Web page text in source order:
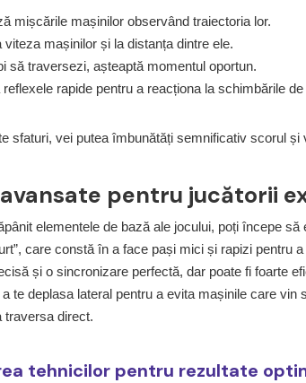
mișcările mașinilor observând traiectoria lor.
viteza mașinilor și la distanța dintre ele.
să traversezi, așteaptă momentul oportun.
rapide pentru a reacționa la schimbările de
sfaturi, vei putea îmbunătăți semnificativ scorul
pentru jucătorii
elementele de bază ale jocului, poți începe
care constă în a face pași mici și rapizi pentru
și o sincronizare perfectă, dar poate fi foarte
te deplasa lateral pentru a evita mașinile care
traversa direct.
tehnicilor pentru rezultate